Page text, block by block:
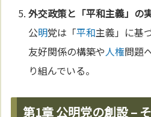
外交政策と「平和主義」の
公明党は「平和主義」に基
友好関係の構築や人権問題
り組んでいる。
第1章 公明党の創設 –